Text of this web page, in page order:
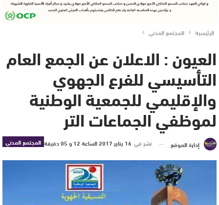
الرئيسية المجتمع المدني
العيون : الاعلان عن الجمع العام
التأسيسي للفرع الجهوي
والإقليمي للجمعية الوطنية
لموظفي الجماعات التر
المجتمع المدني إدارة الموقع نشر في 16 يناير 2017 الساعة 12 و 05 دقيقة